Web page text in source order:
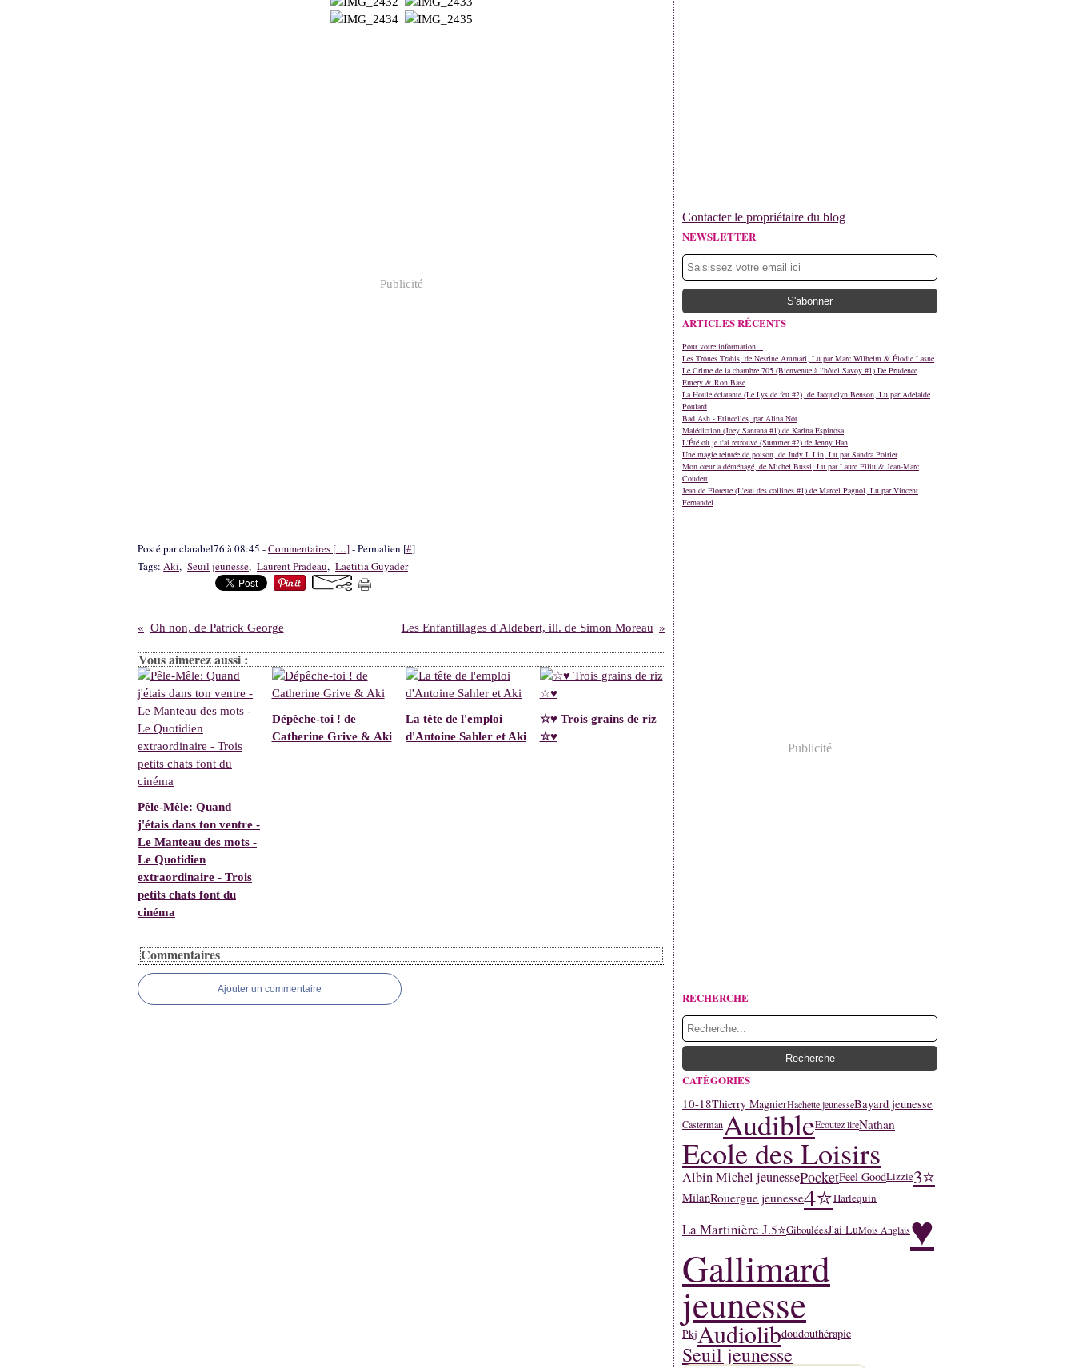
Publicité
Posté par clarabel76 à 08:45 -Commentaires […]- Permalien [#]
Tags: Aki, Seuil jeunesse, Laurent Pradeau, Laetitia Guyader
Oh non, de Patrick George Les Enfantillages d'Aldebert, ill. de Simon Moreau
Vous aimerez aussi :
Pêle-Mêle: Quand
j'étais dans ton ventre -
Le Manteau des mots -
Le Quotidien
extraordinaire - Trois
petits chats font du
cinéma
Dépêche-toi ! de
Catherine Grive & Aki
La tête de l'emploi
d'Antoine Sahler et Aki
☆♥ Trois grains de riz
☆♥
Commentaires
Ajouter un commentaire
Contacter le propriétaire du blog
NEWSLETTER
ARTICLES RÉCENTS
Pour votre information...
Les Trônes Trahis, de Nesrine Ammari, Lu par Marc Wilhelm & Élodie Lasne
Le Crime de la chambre 705 (Bienvenue à l'hôtel Savoy #1) De Prudence
Emery & Ron Base
La Houle éclatante (Le Lys de feu #2), de Jacquelyn Benson, Lu par Adelaide
Poulard
Bad Ash - Etincelles, par Alina Not
Malédiction (Joey Santana #1) de Karina Espinosa
L'Été où je t'ai retrouvé (Summer #2) de Jenny Han
Une magie teintée de poison, de Judy I. Lin, Lu par Sandra Poirier
Mon cœur a déménagé, de Michel Bussi, Lu par Laure Filiu & Jean-Marc
Coudert
Jean de Florette (L'eau des collines #1) de Marcel Pagnol, Lu par Vincent
Fernandel
Publicité
RECHERCHE
CATÉGORIES
10-18Thierry MagnierHachette jeunesseBayard jeunesse
CastermanAudibleEcoutez lireNathan
Ecole des Loisirs
Albin Michel jeunessePocketFeel GoodLizzie3⭐
MilanRouergue jeunesse4⭐Harlequin
La Martinière J.5⭐GibouléesJ'ai LuMois Anglais♥
Gallimard
jeunesse
PkjAudiolibdoudouthérapie
Seuil jeunesse